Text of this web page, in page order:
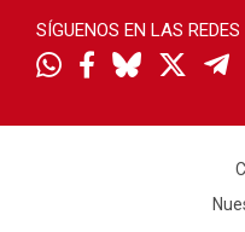
SÍGUENOS EN LAS REDES